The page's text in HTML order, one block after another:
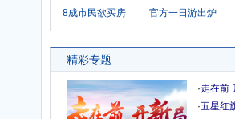
8成市民欲买房
官方一日游出炉